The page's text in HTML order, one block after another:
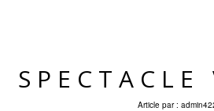
Article par :